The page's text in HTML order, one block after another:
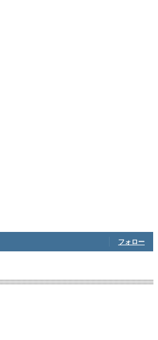
フォロー